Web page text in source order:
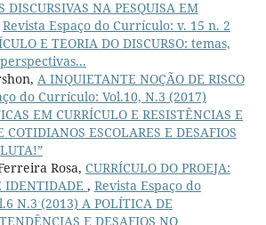
DISCURSIVAS NA PESQUISA EM
Revista Espaço do Currículo: v. 15 n. 2
E TEORIA DO DISCURSO: temas,
A INQUIETANTE NOÇÃO DE RISCO
do Currículo: Vol.10, N.3 (2017)
EM CURRÍCULO E RESISTÊNCIAS E
COTIDIANOS ESCOLARES E DESAFIOS
Rosa, CURRÍCULO DO PROEJA:
IDENTIDADE , Revista Espaço do
N.3 (2013) A POLÍTICA DE
E DESAFIOS NO